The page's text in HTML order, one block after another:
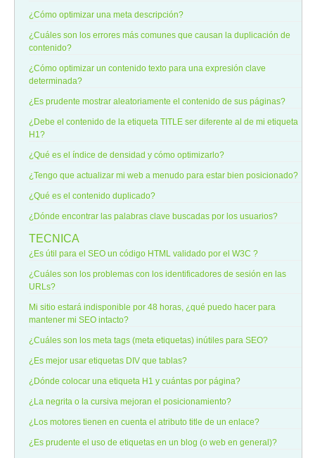
¿Cómo optimizar una meta descripción?
¿Cuáles son los errores más comunes que causan la duplicación de
contenido?
¿Cómo optimizar un contenido texto para una expresión clave
determinada?
¿Es prudente mostrar aleatoriamente el contenido de sus páginas?
¿Debe el contenido de la etiqueta TITLE ser diferente al de mi etiqueta
H1?
¿Qué es el índice de densidad y cómo optimizarlo?
¿Tengo que actualizar mi web a menudo para estar bien posicionado?
¿Qué es el contenido duplicado?
¿Dónde encontrar las palabras clave buscadas por los usuarios?
TECNICA
¿Es útil para el SEO un código HTML validado por el W3C ?
¿Cuáles son los problemas con los identificadores de sesión en las
URLs?
Mi sitio estará indisponible por 48 horas, ¿qué puedo hacer para
mantener mi SEO intacto?
¿Cuáles son los meta tags (meta etiquetas) inútiles para SEO?
¿Es mejor usar etiquetas DIV que tablas?
¿Dónde colocar una etiqueta H1 y cuántas por página?
¿La negrita o la cursiva mejoran el posicionamiento?
¿Los motores tienen en cuenta el atributo title de un enlace?
¿Es prudente el uso de etiquetas en un blog (o web en general)?